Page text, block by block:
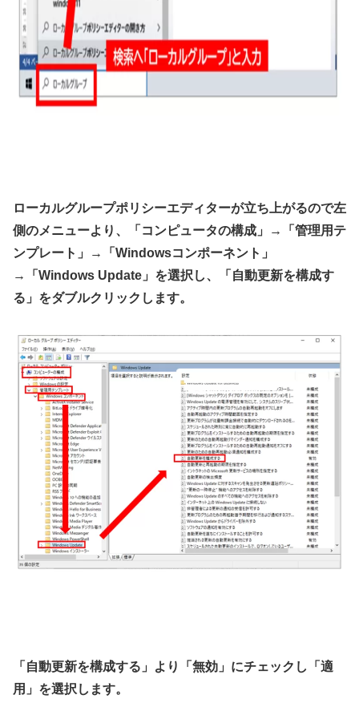
ローカルグループポリシーエディターが立ち上がるので左
側のメニューより、「コンピュータの構成」→「管理用テ
ンプレート」→「Windowsコンポーネント」
→「Windows Update」を選択し、「自動更新を構成す
る」をダブルクリックします。
「自動更新を構成する」より「無効」にチェックし「適
用」を選択します。